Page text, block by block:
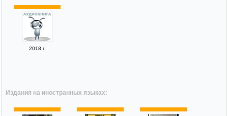
2018 г.
Издания на иностранных языках: